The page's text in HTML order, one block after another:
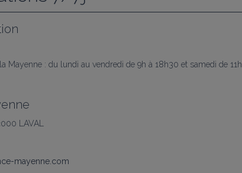
Mayenne : du lundi au vendredi de 9h à 18h30 et samedi de
LAVAL
mayenne.com